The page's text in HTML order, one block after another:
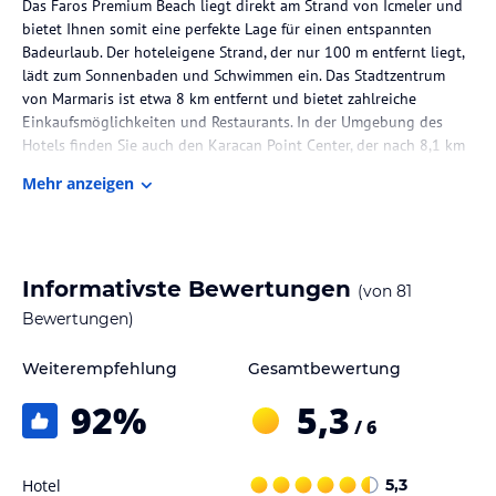
Das Faros Premium Beach liegt direkt am Strand von Icmeler und
bietet Ihnen somit eine perfekte Lage für einen entspannten
Badeurlaub. Der hoteleigene Strand, der nur 100 m entfernt liegt,
lädt zum Sonnenbaden und Schwimmen ein. Das Stadtzentrum
von Marmaris ist etwa 8 km entfernt und bietet zahlreiche
Einkaufsmöglichkeiten und Restaurants. In der Umgebung des
Hotels finden Sie auch den Karacan Point Center, der nach 8,1 km
komfortabel eingerichtet und bieten Annehmlichkeiten wie einen
Fön, Sat-TV, Telefon und WLAN. Die Economy Zimmer sind im
Doppelzimmer Landseite verfügen über einen Balkon oder eine
separates Schlafzimmer und einen Wohnraum sowie einen Balkon
oder eine Terrasse mit Meerblick.
Gastronomie im Hotel
Mehr anzeigen
Informativste Bewertungen (von 81
Bewertungen)
Weiterempfehlung
92%
Gesamtbewertung
5,3 / 6
Hotel 5,3